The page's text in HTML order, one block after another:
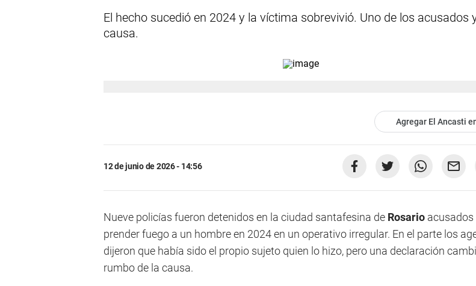
El hecho sucedió en 2024 y la víctima sobrevivió. Uno de los
causa.
Agregar El Ancasti
12 de junio de 2026 - 14:56
Nueve policías fueron detenidos en la ciudad santafesina de Rosario acusados
prender fuego a un hombre en 2024 en un operativo irregular. En el parte los
dijeron que había sido el propio sujeto quien lo hizo, pero una declaración
rumbo de la causa.